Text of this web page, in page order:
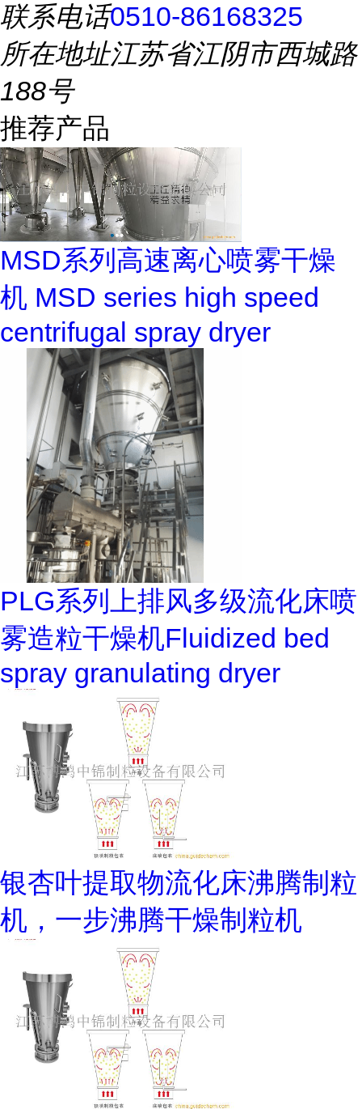
联系电话0510-86168325
所在地址江苏省江阴市西城路
188号
推荐产品
MSD系列高速离心喷雾干燥
机 MSD series high speed
centrifugal spray dryer
PLG系列上排风多级流化床喷
雾造粒干燥机Fluidized bed
spray granulating dryer
银杏叶提取物流化床沸腾制粒
机，一步沸腾干燥制粒机